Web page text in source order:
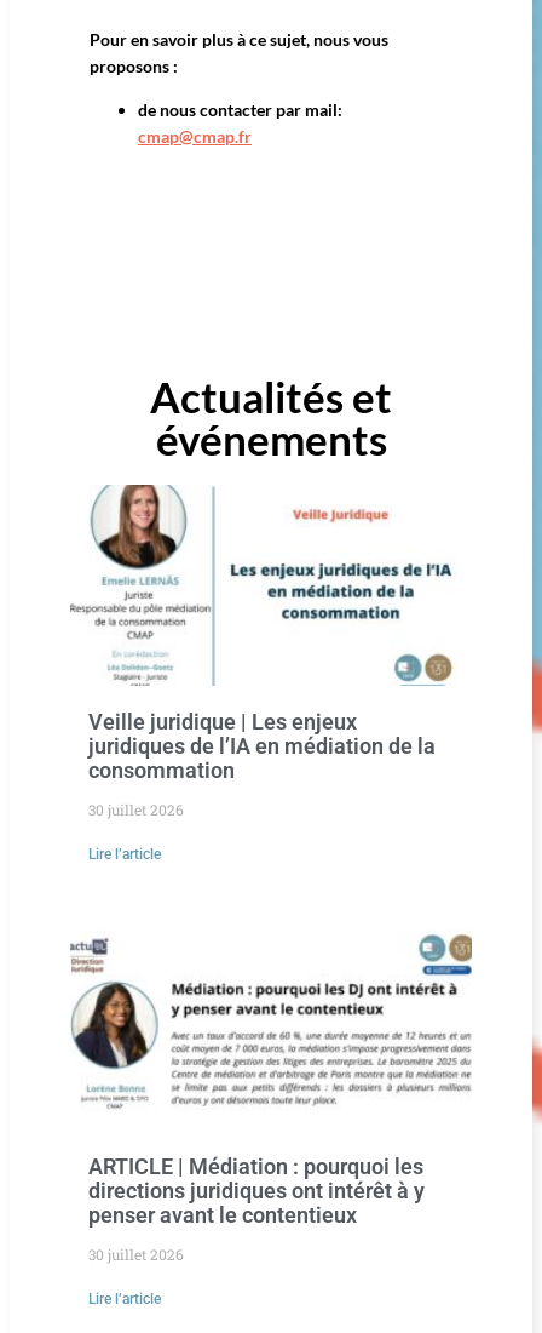
Pour en savoir plus à ce sujet, nous vous
proposons :
de nous contacter par mail:
cmap@cmap.fr
Actualités et
événements
Veille juridique | Les enjeux
juridiques de l’IA en médiation de la
consommation
30 juillet 2026
Lire l’article
ARTICLE | Médiation : pourquoi les
directions juridiques ont intérêt à y
penser avant le contentieux
30 juillet 2026
Lire l’article